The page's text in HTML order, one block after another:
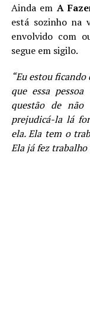
Ainda em A
está sozinho na
envolvido com
segue em sigilo.
“Eu estou
que essa
questão de não
prejudicá-la lá
ela. Ela tem o
Ela já fez